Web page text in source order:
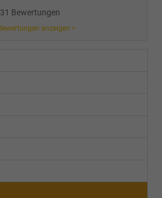
31 Bewertungen
anzeigen >